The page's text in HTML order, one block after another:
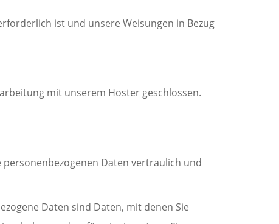
ist und unsere Weisungen in Bezug
mit unserem Hoster geschlossen.
Daten vertraulich und
Daten sind Daten, mit denen Sie